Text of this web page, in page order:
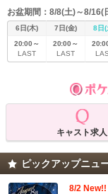
お盆期間：8/8(土)～8/16(
6日(木) 7日(金) 8日(
20:00～
LAST
20:00～
LAST
キャスト求人
ピックアップニュ
8/2 New!!